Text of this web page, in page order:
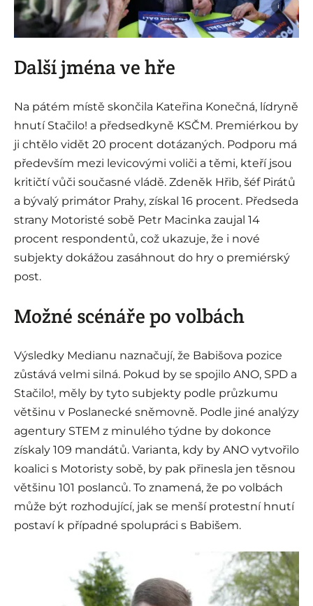
i
Další jména ve hře
Na pátém místě skončila Kateřina Konečná, lídryně
hnutí Stačilo! a předsedkyně KSČM. Premiérkou by
ji chtělo vidět 20 procent dotázaných. Podporu má
především mezi levicovými voliči a těmi, kteří jsou
kritičtí vůči současné vládě. Zdeněk Hřib, šéf Pirátů
a bývalý primátor Prahy, získal 16 procent. Předseda
strany Motoristé sobě Petr Macinka zaujal 14
procent respondentů, což ukazuje, že i nové
subjekty dokážou zasáhnout do hry o premiérský
post.
Možné scénáře po volbách
Výsledky Medianu naznačují, že Babišova pozice
zůstává velmi silná. Pokud by se spojilo ANO, SPD a
Stačilo!, měly by tyto subjekty podle průzkumu
většinu v Poslanecké sněmovně. Podle jiné analýzy
agentury STEM z minulého týdne by dokonce
získaly 109 mandátů. Varianta, kdy by ANO vytvořilo
koalici s Motoristy sobě, by pak přinesla jen těsnou
většinu 101 poslanců. To znamená, že po volbách
může být rozhodující, jak se menší protestní hnutí
postaví k případné spolupráci s Babišem.